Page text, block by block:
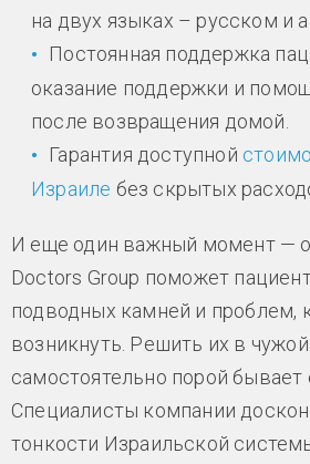
на двух языках – русском и
Постоянная поддержка
оказание поддержки и
после возвращения домой.
Гарантия доступной
Израиле без скрытых
И еще один важный момент —
Doctors Group поможет
подводных камней и проблем,
возникнуть. Решить их в
самостоятельно порой бывает
Специалисты компании
тонкости Израильской